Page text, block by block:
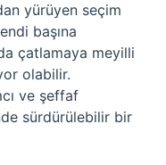
yürüyen seçim
başına
çatlamaya meyilli
olabilir.
ve şeffaf
sürdürülebilir bir